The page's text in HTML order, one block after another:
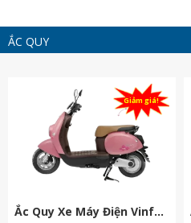
ẮC QUY
Giảm giá!
Ắc Quy Xe Máy Điện Vinfast Motio